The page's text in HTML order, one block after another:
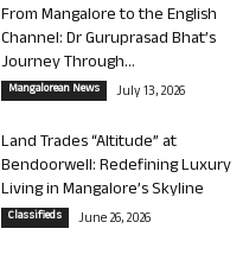
From Mangalore to the English
Channel: Dr Guruprasad Bhat’s
Journey Through...
Mangalorean News July 13, 2026
Land Trades “Altitude” at
Bendoorwell: Redefining Luxury
Living in Mangalore’s Skyline
Classifieds June 26, 2026